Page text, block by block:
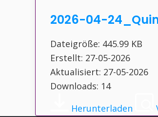
2026-04-
Dateigröße: 445.99 KB
Erstellt: 27-05-2026
Aktualisiert: 27-05-2026
Downloads: 14
Herunterladen